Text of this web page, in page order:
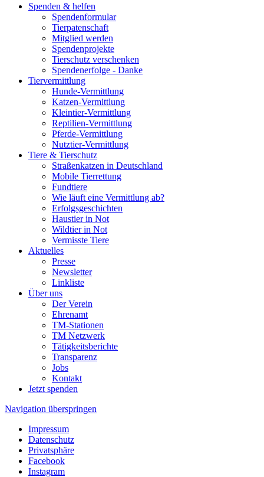
Spenden & helfen
Spendenformular
Tierpatenschaft
Mitglied werden
Spendenprojekte
Tierschutz verschenken
Spendenerfolge - Danke
Tiervermittlung
Hunde-Vermittlung
Katzen-Vermittlung
Kleintier-Vermittlung
Reptilien-Vermittlung
Pferde-Vermittlung
Nutztier-Vermittlung
Tiere & Tierschutz
Straßenkatzen in Deutschland
Mobile Tierrettung
Fundtiere
Wie läuft eine Vermittlung ab?
Erfolgsgeschichten
Haustier in Not
Wildtier in Not
Vermisste Tiere
Aktuelles
Presse
Newsletter
Linkliste
Über uns
Der Verein
Ehrenamt
TM-Stationen
TM Netzwerk
Tätigkeitsberichte
Transparenz
Jobs
Kontakt
Jetzt spenden
Navigation überspringen
Impressum
Datenschutz
Privatsphäre
Facebook
Instagram